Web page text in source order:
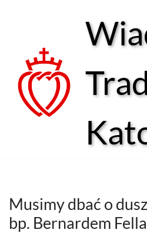
treści
Musimy dbać o
bp. Bernardem